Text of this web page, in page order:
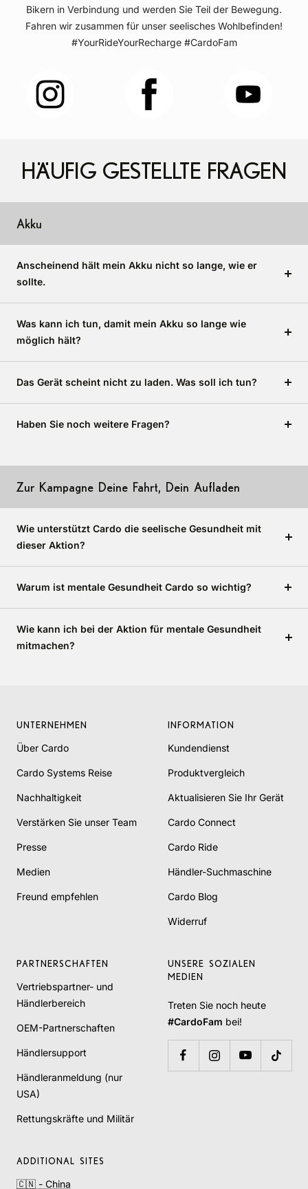
Bikern in Verbindung und werden Sie Teil der Bewegung.
Fahren wir zusammen für unser seelisches Wohlbefinden!
#YourRideYourRecharge #CardoFam
HÄUFIG GESTELLTE FRAGEN
Akku
Anscheinend hält mein Akku nicht so lange, wie er
sollte.
Was kann ich tun, damit mein Akku so lange wie
möglich hält?
Das Gerät scheint nicht zu laden. Was soll ich tun?
Haben Sie noch weitere Fragen?
Zur Kampagne Deine Fahrt, Dein Aufladen
Wie unterstützt Cardo die seelische Gesundheit mit
dieser Aktion?
Warum ist mentale Gesundheit Cardo so wichtig?
Wie kann ich bei der Aktion für mentale Gesundheit
mitmachen?
UNTERNEHMEN
Über Cardo
Cardo Systems Reise
Nachhaltigkeit
Verstärken Sie unser Team
Presse
Medien
Freund empfehlen
INFORMATION
Kundendienst
Produktvergleich
Aktualisieren Sie Ihr Gerät
Cardo Connect
Cardo Ride
Händler-Suchmaschine
Cardo Blog
Widerruf
PARTNERSCHAFTEN
Vertriebspartner- und
Händlerbereich
OEM-Partnerschaften
Händlersupport
Händleranmeldung (nur
USA)
Rettungskräfte und Militär
UNSERE SOZIALEN
MEDIEN
Treten Sie noch heute
#CardoFam bei!
ADDITIONAL SITES
🇨🇳 - China